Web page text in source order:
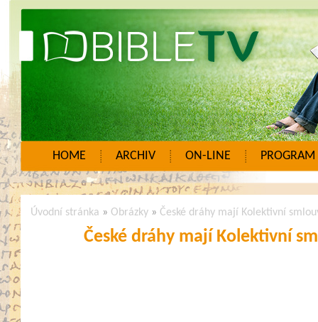
HOME ARCHIV ON-LINE PROGRAM
Úvodní stránka » Obrázky » České dráhy mají Kolektivní
České dráhy mají Kolektivní